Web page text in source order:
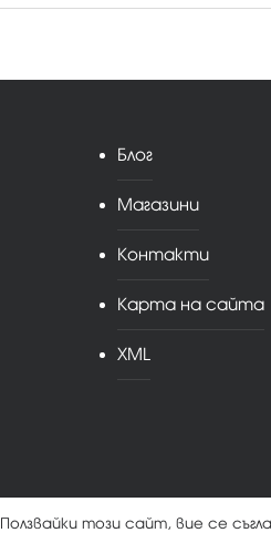
Блог
Магазини
Контакти
Карта на сайта
XML
Ползвайки този сайт, вие се